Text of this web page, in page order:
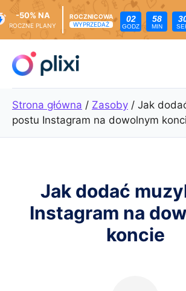
treści
-50% NA
ROCZNE PLANY
ROCZNICOWA
WYPRZEDAŻ
02
GODZ
58
MIN
Strona główna / Zasoby / Jak
postu Instagram na dowolnym
Jak dodać
Instagram na
koncie